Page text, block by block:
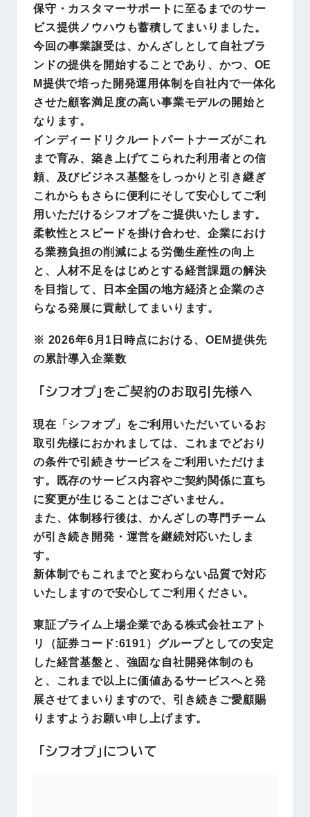
保守・カスタマーサポートに至るまでのサー
ビス提供ノウハウも蓄積してまいりました。
今回の事業譲受は、かんざしとして自社ブラ
ンドの提供を開始することであり、かつ、OE
M提供で培った開発運用体制を自社内で一体化
させた顧客満足度の高い事業モデルの開始と
なります。
インディードリクルートパートナーズがこれ
まで育み、築き上げてこられた利用者との信
頼、及びビジネス基盤をしっかりと引き継ぎ
これからもさらに便利にそして安心してご利
用いただけるシフオプをご提供いたします。
柔軟性とスピードを掛け合わせ、企業におけ
る業務負担の削減による労働生産性の向上
と、人材不足をはじめとする経営課題の解決
を目指して、日本全国の地方経済と企業のさ
らなる発展に貢献してまいります。
※ 2026年6月1日時点における、OEM提供先
の累計導入企業数
「シフオプ」をご契約のお取引先様へ
現在「シフオプ」をご利用いただいているお
取引先様におかれましては、これまでどおり
の条件で引続きサービスをご利用いただけま
す。既存のサービス内容やご契約関係に直ち
に変更が生じることはございません。
また、体制移行後は、かんざしの専門チーム
が引き続き開発・運営を継続対応いたしま
す。
新体制でもこれまでと変わらない品質で対応
いたしますので安心してご利用ください。
東証プライム上場企業である株式会社エアト
リ（証券コード:6191）グループとしての安定
した経営基盤と、強固な自社開発体制のも
と、これまで以上に価値あるサービスへと発
展させてまいりますので、引き続きご愛顧賜
りますようお願い申し上げます。
「シフオプ」について